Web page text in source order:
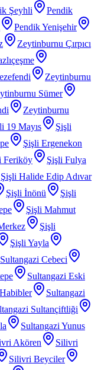
Şeyhli
Pendik
Pendik Yenişehir
Zeytinburnu Çırpıcı
Zeytinburnu
Sümer
Zeytinburnu
19 Mayıs
Şişli
Şişli Ergenekon
Feriköy
Şişli Fulya
Şişli Halide Edip Adıvar
Şişli İnönü
Şişli
Şişli Mahmut
Şişli
Şişli Yayla
Sultangazi Cebeci
Sultangazi Eski
Sultangazi
Sultançiftliği
Sultangazi Yunus
Akören
Silivri
Silivri Beyciler